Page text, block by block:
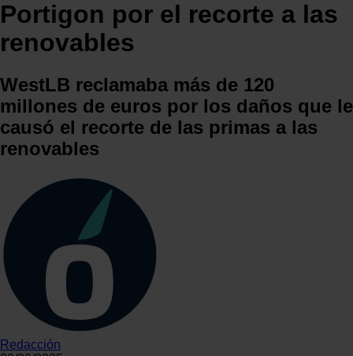
Portigon por el recorte a las
renovables
WestLB reclamaba más de 120
millones de euros por los daños que le
causó el recorte de las primas a las
renovables
Redacción